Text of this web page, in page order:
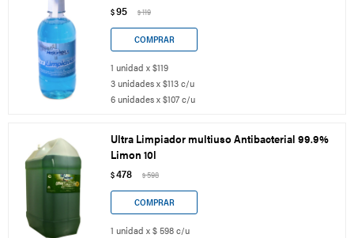
$95 $119
1 unidad x $119
3 unidades x $113 c/u
6 unidades x $107 c/u
Ultra Limpiador multiuso Antibacterial 99.9%
Limon 10l
$478 $598
1 unidad x $ 598 c/u